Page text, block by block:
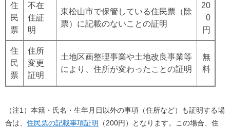
住
民
票
不在
住証
明
東松山市で保管している住民票（除
票）に記載のないことの証明
20
0
円
住
民
票
住所
変更
証明
土地区画整理事業や土地改良事業等
により、住所が変わったことの証明
無
料
​（注1）本籍・氏名・生年月日以外の事項（住所など）も証明する場
合は、 住民票の記載事項証明 （200円）となります。この場合、住